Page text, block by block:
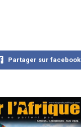
Partager sur facebook